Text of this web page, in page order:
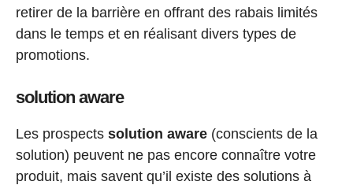
retirer de la barrière en offrant des rabais limités
dans le temps et en réalisant divers types de
promotions.
solution aware
Les prospects solution aware (conscients de la
solution) peuvent ne pas encore connaître votre
produit, mais savent qu’il existe des solutions à